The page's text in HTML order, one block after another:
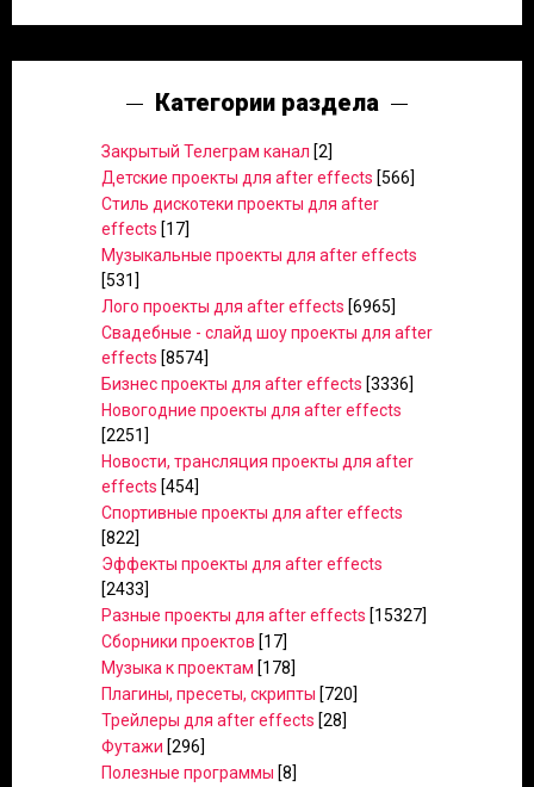
Категории раздела
Закрытый Телеграм канал [2]
Детские проекты для after effects [566]
Стиль дискотеки проекты для after
effects [17]
Музыкальные проекты для after effects
[531]
Лого проекты для after effects [6965]
Свадебные - слайд шоу проекты для after
effects [8574]
Бизнес проекты для after effects [3336]
Новогодние проекты для after effects
[2251]
Новости, трансляция проекты для after
effects [454]
Спортивные проекты для after effects
[822]
Эффекты проекты для after effects
[2433]
Разные проекты для after effects [15327]
Сборники проектов [17]
Музыка к проектам [178]
Плагины, пресеты, скрипты [720]
Трейлеры для after effects [28]
Футажи [296]
Полезные программы [8]